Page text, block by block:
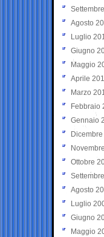
Agosto
Luglio
Giugno
Maggio
Aprile
Marzo
Febbraio
Gennaio
Ottobre
Agosto
Luglio
Giugno
Maggio